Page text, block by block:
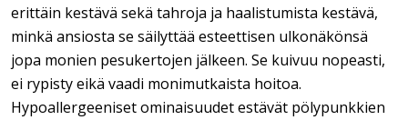
erittäin kestävä sekä tahroja ja haalistumista kestävä,
minkä ansiosta se säilyttää esteettisen ulkonäkönsä
jopa monien pesukertojen jälkeen. Se kuivuu nopeasti,
ei rypisty eikä vaadi monimutkaista hoitoa.
Hypoallergeeniset ominaisuudet estävät pölypunkkien